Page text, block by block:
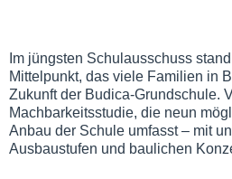
Im jüngsten Schulausschuss
Mittelpunkt, das viele Familien in
Zukunft der Budica-Grundschule.
Machbarkeitsstudie, die neun
Anbau der Schule umfasst – mit
Ausbaustufen und baulichen